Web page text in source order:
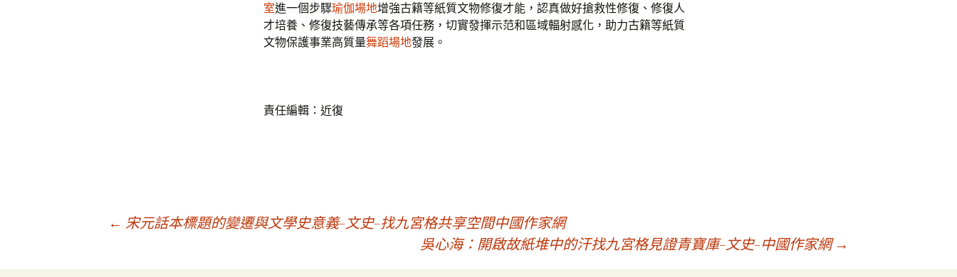
室進一個步驟瑜伽場地增強古籍等紙質文物修復才能，認真做好搶救性修復、修復人
才培養、修復技藝傳承等各項任務，切實發揮示范和區域輻射感化，助力古籍等紙質
文物保護事業高質量舞蹈場地發展。
責任編輯：近復
← 宋元話本標題的變遷與文學史意義–文史–找九宮格共享空間中國作家網
吳心海：開啟故紙堆中的汗找九宮格見證青寶庫–文史–中國作家網 →